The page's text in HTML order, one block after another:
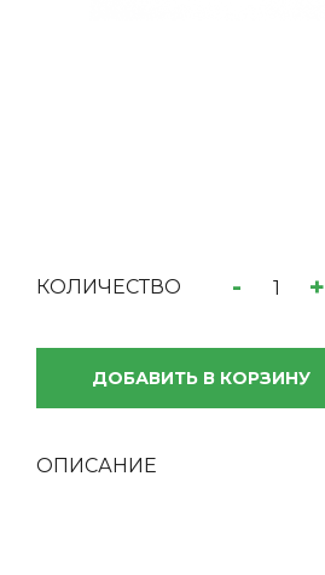
КОЛИЧЕСТВО - +
ДОБАВИТЬ В КОРЗИНУ
ОПИСАНИЕ